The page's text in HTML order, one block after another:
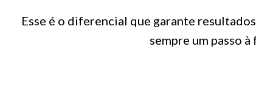
Esse é o diferencial que garante
sempre um passo